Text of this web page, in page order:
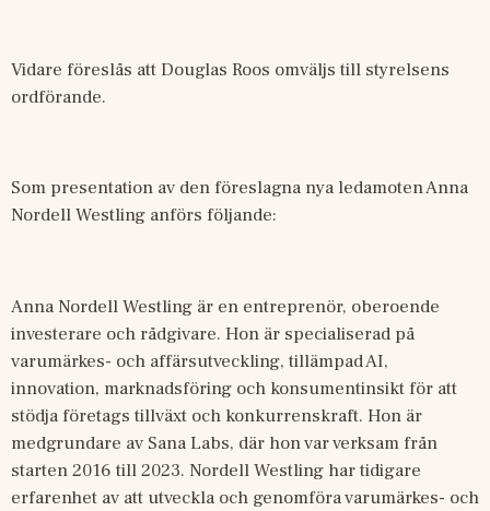
Vidare föreslås att Douglas Roos omväljs till styrelsens
ordförande.
Som presentation av den föreslagna nya ledamoten Anna
Nordell Westling anförs följande:
Anna Nordell Westling är en entreprenör, oberoende
investerare och rådgivare. Hon är specialiserad på
varumärkes- och affärsutveckling, tillämpad AI,
innovation, marknadsföring och konsumentinsikt för att
stödja företags tillväxt och konkurrenskraft. Hon är
medgrundare av Sana Labs, där hon var verksam från
starten 2016 till 2023. Nordell Westling har tidigare
erfarenhet av att utveckla och genomföra varumärkes- och